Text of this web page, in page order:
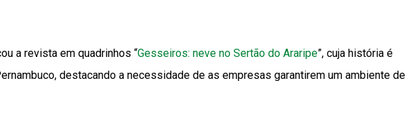
a revista em quadrinhos “Gesseiros: neve no Sertão do Araripe”, cuja história é
destacando a necessidade de as empresas garantirem um ambiente de